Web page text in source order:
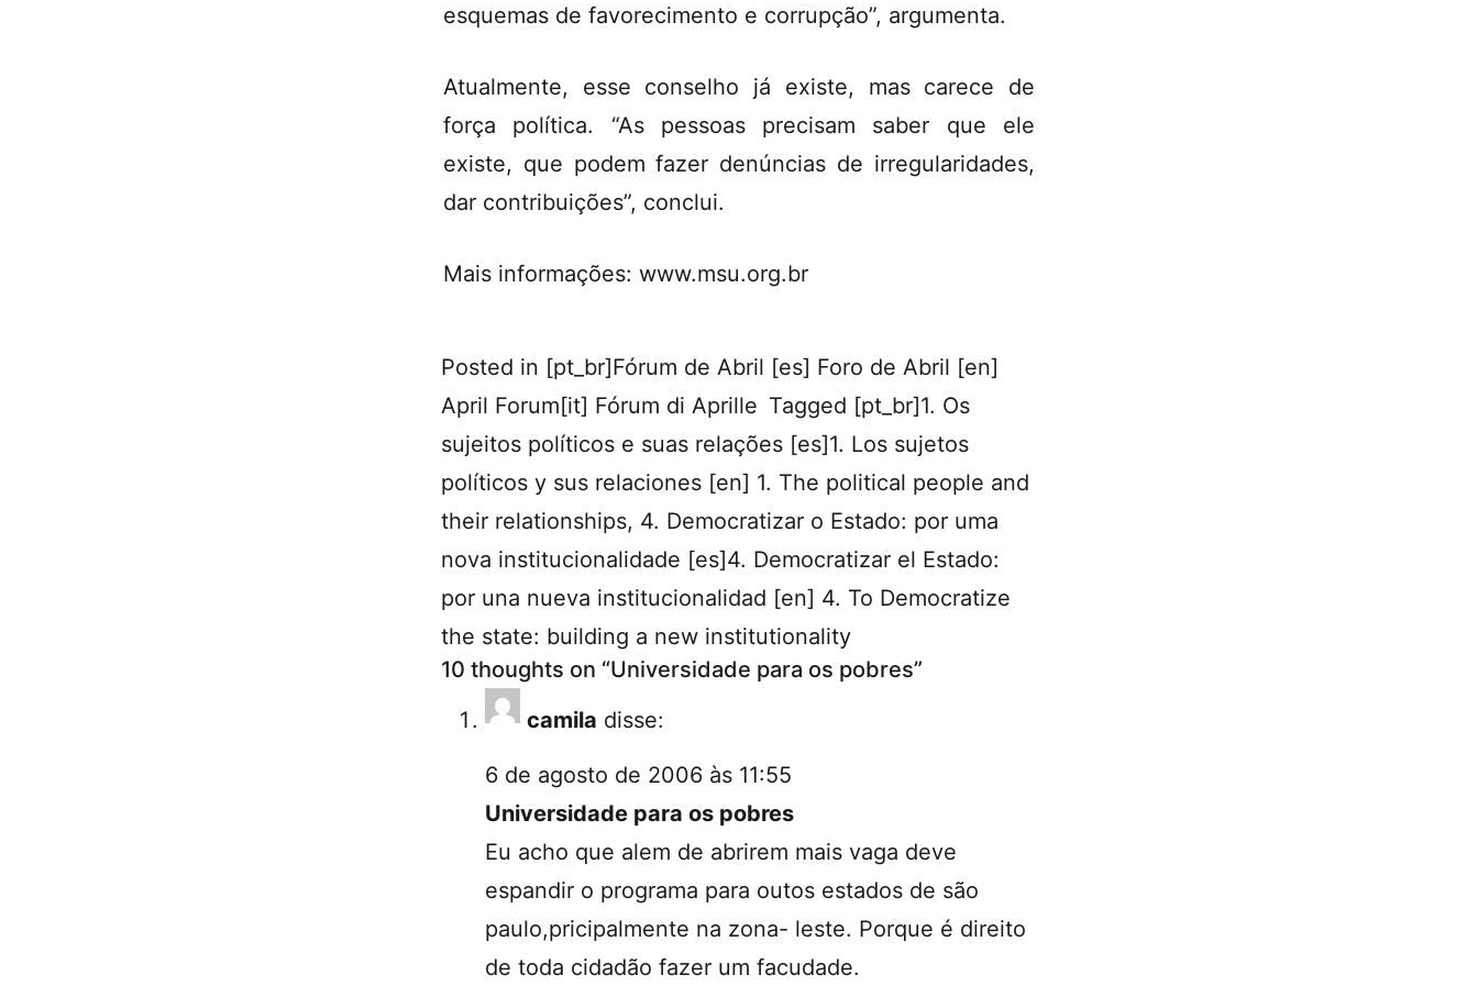
esquemas de favorecimento e corrupção”, argumenta.
Atualmente, esse conselho já existe, mas carece de
força política. “As pessoas precisam saber que ele
existe, que podem fazer denúncias de irregularidades,
dar contribuições”, conclui.
Mais informações: www.msu.org.br
Posted in [pt_br]Fórum de Abril [es] Foro de Abril [en]
April Forum[it] Fórum di Aprille Tagged [pt_br]1. Os
sujeitos políticos e suas relações [es]1. Los sujetos
políticos y sus relaciones [en] 1. The political people and
their relationships, 4. Democratizar o Estado: por uma
nova institucionalidade [es]4. Democratizar el Estado:
por una nueva institucionalidad [en] 4. To Democratize
the state: building a new institutionality
10 thoughts on “Universidade para os pobres”
camila disse:
6 de agosto de 2006 às 11:55
Universidade para os pobres
Eu acho que alem de abrirem mais vaga deve
espandir o programa para outos estados de são
paulo,pricipalmente na zona- leste. Porque é direito
de toda cidadão fazer um facudade.